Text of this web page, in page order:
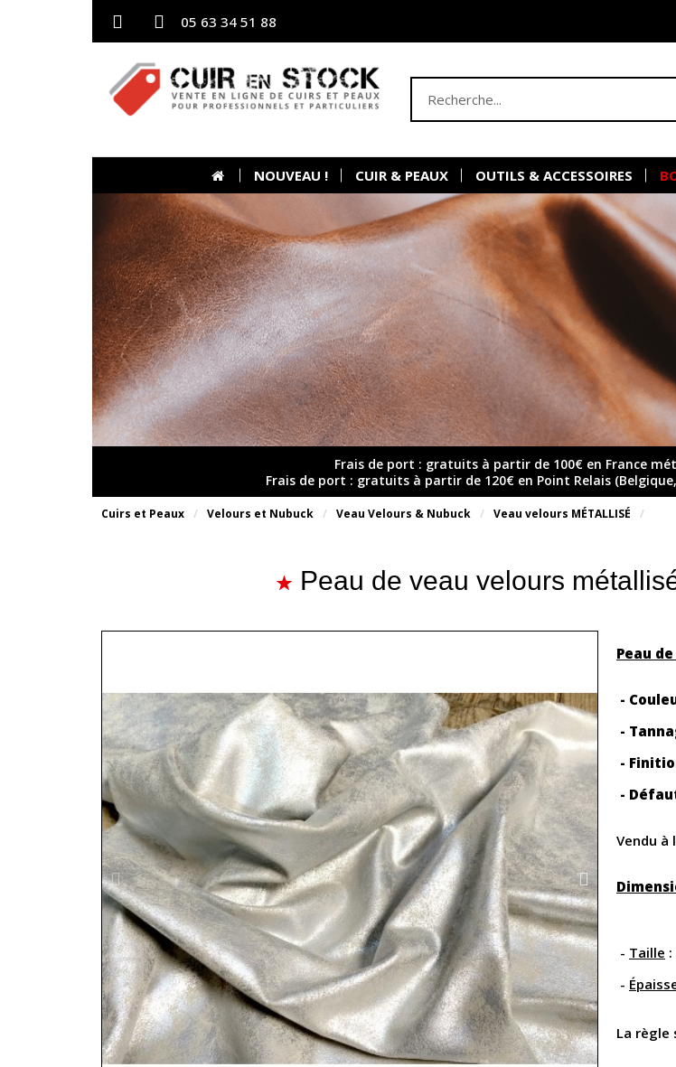
05 63 34 51 88
NOUVEAU ! CUIR & PEAUX OUTILS & ACCESSOIRES
Frais de port : gratuits à partir de 100€ en France
Frais de port : gratuits à partir de 120€ en Point Relais
Cuirs et Peaux Velours et Nubuck Veau Velours & Nubuck Veau velours MÉTALLISÉ
Peau de veau velours
Peau
-
-
-
-
Vendu à
- Taille
-
La règle